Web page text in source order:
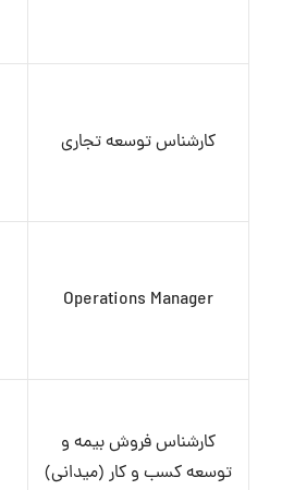
کارشناس توسعه تجاری
Operations Manager
کارشناس فروش بیمه و
توسعه کسب و کار (میدانی)